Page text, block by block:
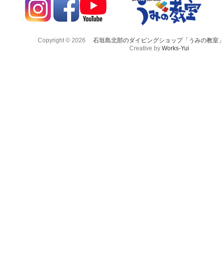
Copyright © 2026
石垣島北部のダイビングショップ「うみの教室
Creative by Works-Yui